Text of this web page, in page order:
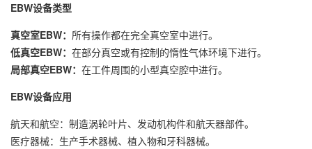
EBW设备类型
真空室EBW： 所有操作都在完全真空室中进行。
低真空EBW： 在部分真空或有控制的惰性气体环境下进行。
局部真空EBW： 在工件周围的小型真空腔中进行。
EBW设备应用
航天和航空：制造涡轮叶片、发动机构件和航天器部件。
医疗器械：生产手术器械、植入物和牙科器械。